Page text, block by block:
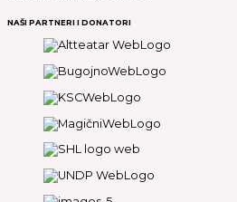
NAŠI PARTNERI I DONATORI